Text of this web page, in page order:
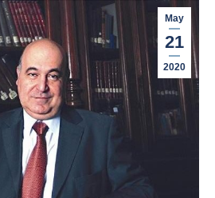
May
21
2020